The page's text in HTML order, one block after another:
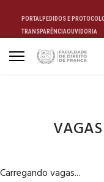
PORTALPEDIDOS E
TRANSPARÊNCIAOUVIDORIA
Carregando vagas...